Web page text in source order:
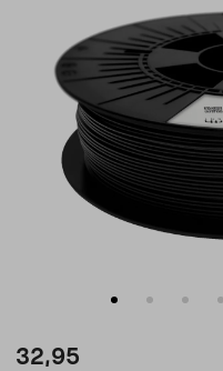
32,95